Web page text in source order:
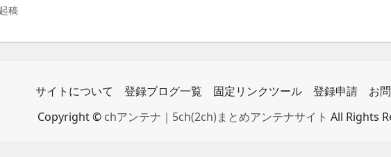
稿
サイトについて 登録ブログ一覧 固定リンクツール 登録申請
お
Copyright © chアンテナ｜5ch(2ch)まとめアンテナサイト All Rights